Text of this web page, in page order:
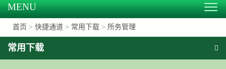
MENU
首页 > 快捷通道 > 常用下载 > 所务管理
常用下载